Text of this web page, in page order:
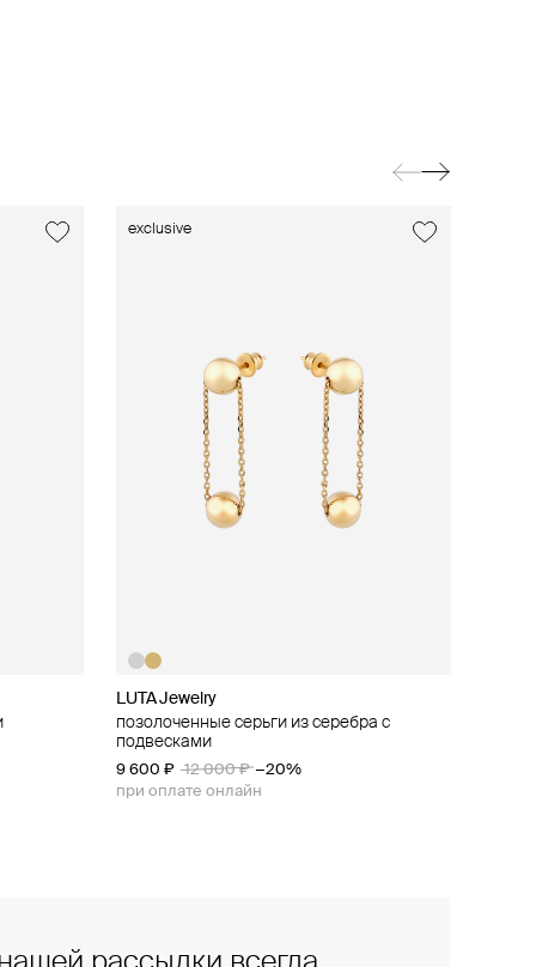
exclusive
LUTA Jewelry
позолоченные серьги из серебра с
подвесками
9 600 ₽ 12 000 ₽ −20%
при оплате онлайн
серебра